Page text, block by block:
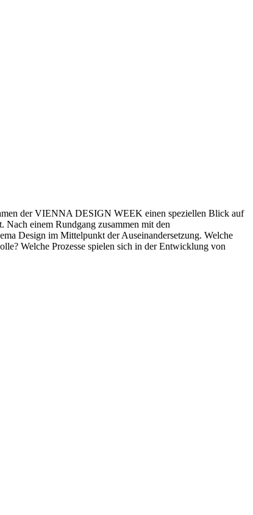
der VIENNA DESIGN WEEK einen speziellen Blick auf
einem Rundgang zusammen mit den
Design im Mittelpunkt der Auseinandersetzung. Welche
Welche Prozesse spielen sich in der Entwicklung von